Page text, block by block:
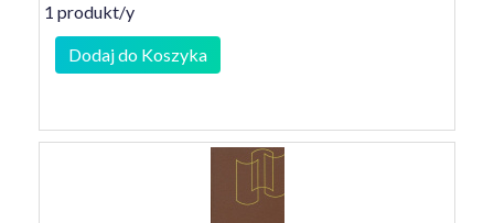
1 produkt/y
Dodaj do Koszyka